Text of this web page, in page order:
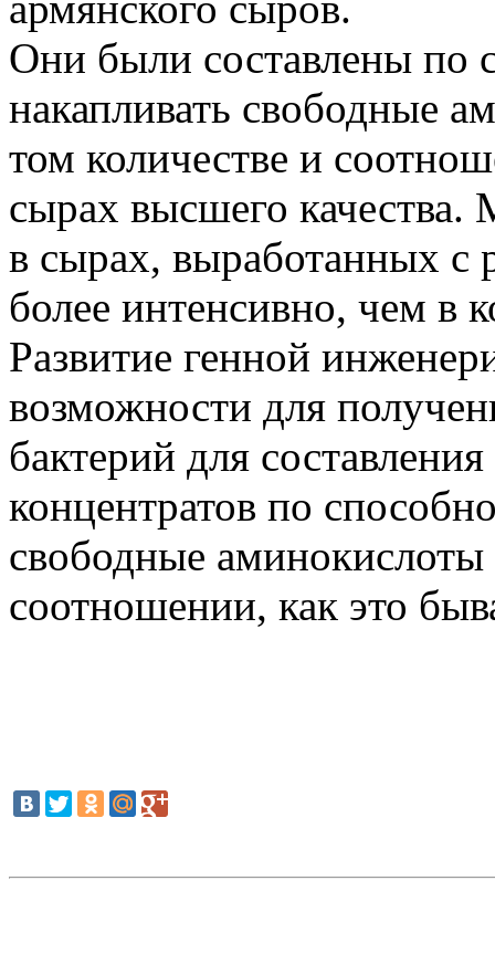
Они были составлены по
накапливать свободные
том количестве и
сырах высшего
в сырах, выработанных с
более интенсивно, чем в
Развитие генной
возможности для
бактерий для
концентратов по
свободные аминокислоты
соотношении, как это